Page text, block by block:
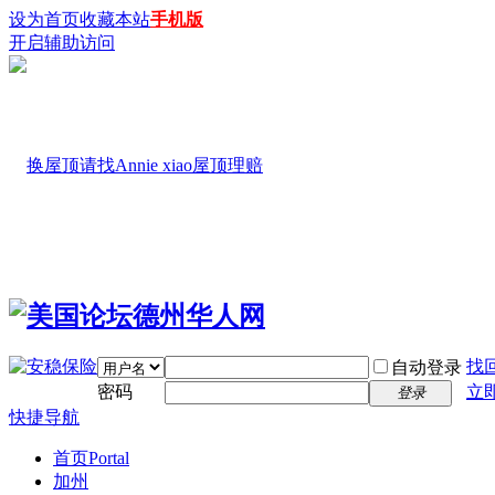
设为首页收藏本站手机版
开启辅助访问
自动登录 找
密码
登录
立
快捷导航
首页Portal
加州